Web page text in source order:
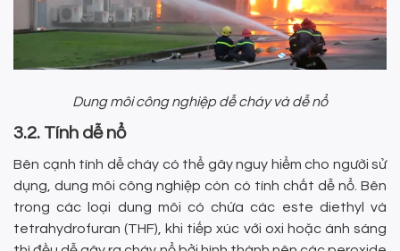
Dung môi công nghiệp dễ cháy và dễ nổ
3.2. Tính dễ nổ
Bên cạnh tính dễ cháy có thể gây nguy hiểm cho người sử
dụng, dung môi công nghiệp còn có tính chất dễ nổ. Bên
trong các loại dung môi có chứa các este diethyl và
tetrahydrofuran (THF), khi tiếp xúc với oxi hoặc ánh sáng